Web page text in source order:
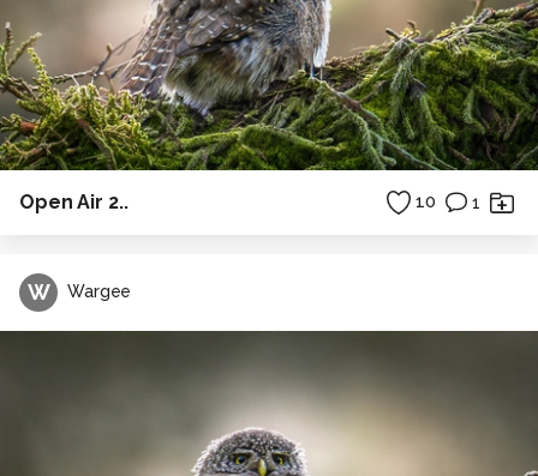
Open Air 2.. 10 1
W Wargee